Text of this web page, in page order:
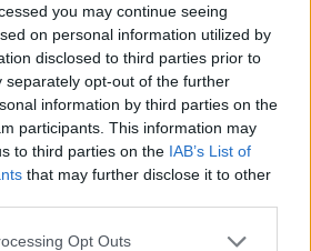
you may continue seeing
on personal information utilized by
disclosed to third parties prior to
separately opt-out of the further
information by third parties on the
participants. This information may
to third parties on the IAB’s List of
that may further disclose it to other
app uses one or more Google
Opt Outs
fejlesztett a
és az SZTE
MTI